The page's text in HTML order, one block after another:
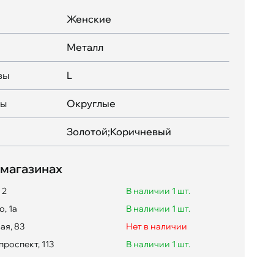
Женские
Металл
L
Округлые
Золотой;Коричневый
В наличии 1 шт.
1а
В наличии 1 шт.
83
Нет в наличии
113
В наличии 1 шт.